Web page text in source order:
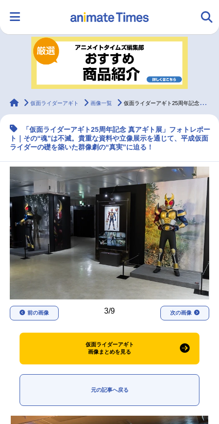
ランキング アニメ
ラジオ みんなの声
マンガ・ラノベ ゲーム・アプリ 音楽 コスプレ
配信・Vtuber トレンド 無料マンガ
最新記事一覧
アニメ記事一覧 声優記事一覧
アニメ映画一覧 実写化映画一覧
今期アニメ曜日別一覧
春アニメ 夏アニメ
秋アニメ 冬アニメ
男性声優/女性声優一覧
FOLLOW US
animateTimes
仮面ライダーアギト 画像一覧 仮面ライダーアギト25周年記念「真アギト展」フォトレポート
「仮面ライダーアギト25周年記念 真アギト展」フォトレポー
ト｜その“魂”は不滅。貴重な資料や立像展示を通じて、平成仮面
ライダーの礎を築いた群像劇の“真実”に迫る！
3/9
前の画像 次の画像
仮面ライダーアギト
画像まとめを見る
元の記事へ戻る